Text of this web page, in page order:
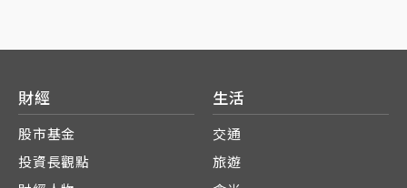
財經
股市基金
投資長觀點
生活
交通
旅遊